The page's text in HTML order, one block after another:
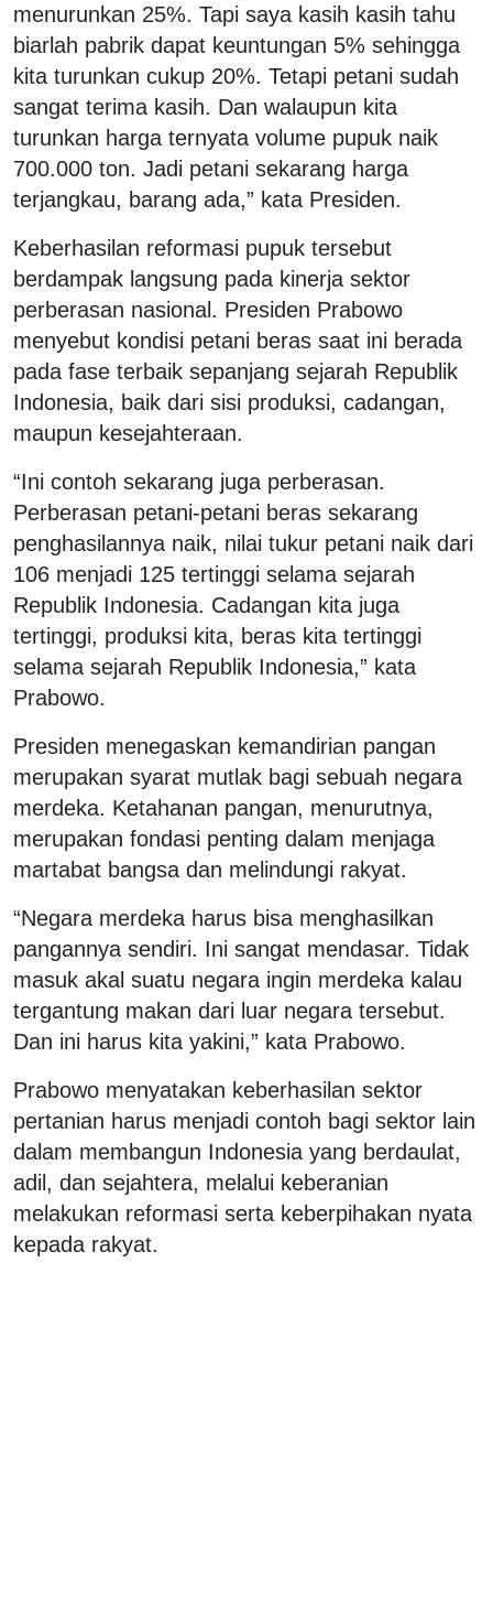
menurunkan 25%. Tapi saya kasih kasih tahu
biarlah pabrik dapat keuntungan 5% sehingga
kita turunkan cukup 20%. Tetapi petani sudah
sangat terima kasih. Dan walaupun kita
turunkan harga ternyata volume pupuk naik
700.000 ton. Jadi petani sekarang harga
terjangkau, barang ada,” kata Presiden.
Keberhasilan reformasi pupuk tersebut
berdampak langsung pada kinerja sektor
perberasan nasional. Presiden Prabowo
menyebut kondisi petani beras saat ini berada
pada fase terbaik sepanjang sejarah Republik
Indonesia, baik dari sisi produksi, cadangan,
maupun kesejahteraan.
“Ini contoh sekarang juga perberasan.
Perberasan petani-petani beras sekarang
penghasilannya naik, nilai tukur petani naik dari
106 menjadi 125 tertinggi selama sejarah
Republik Indonesia. Cadangan kita juga
tertinggi, produksi kita, beras kita tertinggi
selama sejarah Republik Indonesia,” kata
Prabowo.
Presiden menegaskan kemandirian pangan
merupakan syarat mutlak bagi sebuah negara
merdeka. Ketahanan pangan, menurutnya,
merupakan fondasi penting dalam menjaga
martabat bangsa dan melindungi rakyat.
“Negara merdeka harus bisa menghasilkan
pangannya sendiri. Ini sangat mendasar. Tidak
masuk akal suatu negara ingin merdeka kalau
tergantung makan dari luar negara tersebut.
Dan ini harus kita yakini,” kata Prabowo.
Prabowo menyatakan keberhasilan sektor
pertanian harus menjadi contoh bagi sektor lain
dalam membangun Indonesia yang berdaulat,
adil, dan sejahtera, melalui keberanian
melakukan reformasi serta keberpihakan nyata
kepada rakyat.